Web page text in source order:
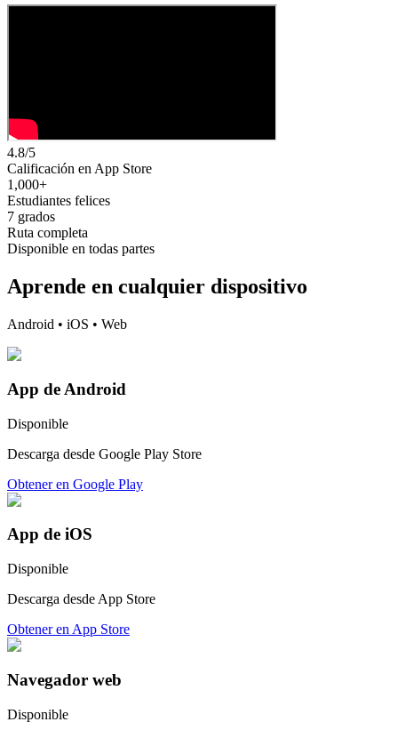
4.8/5
Calificación en App Store
1,000+
Estudiantes felices
7 grados
Ruta completa
Disponible en todas partes
Aprende en cualquier dispositivo
Android • iOS • Web
App de Android
Disponible
Descarga desde Google Play Store
Obtener en Google Play
App de iOS
Disponible
Descarga desde App Store
Obtener en App Store
Navegador web
Disponible